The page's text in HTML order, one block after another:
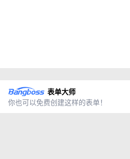
表单大师
你也可以免费创建这样的表单！